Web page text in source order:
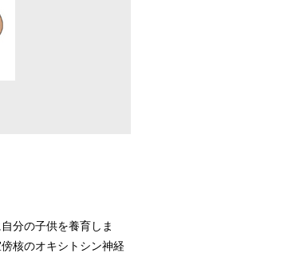
分の子供を養育しま
核のオキシトシン神経